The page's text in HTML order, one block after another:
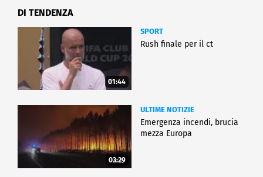
DI TENDENZA
01:44
SPORT
Rush finale per il ct
03:29
ULTIME NOTIZIE
Emergenza incendi, brucia
mezza Europa